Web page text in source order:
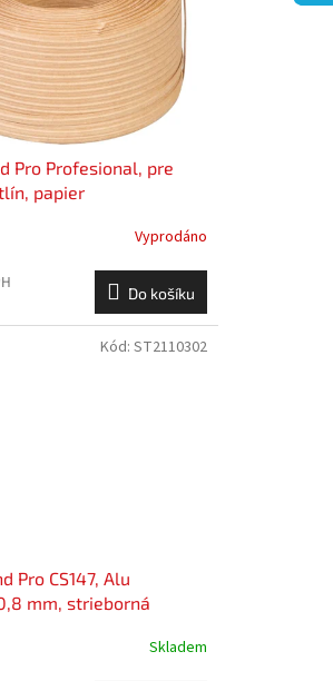
Pro Profesional, pre
papier
Vyprodáno
Do košíku
Pro CS147, Alu
mm, strieborná
Skladem
Kód: ST2110302